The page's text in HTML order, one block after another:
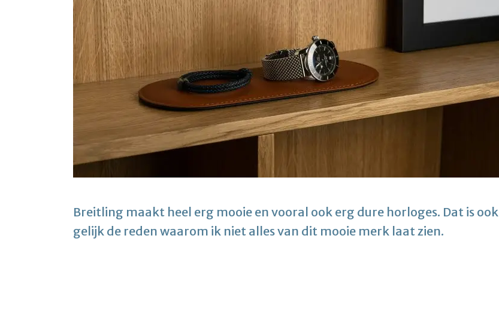
Breitling maakt heel erg mooie en vooral ook erg dure horloges. Dat is ook
gelijk de reden waarom ik niet alles van dit mooie merk laat zien.